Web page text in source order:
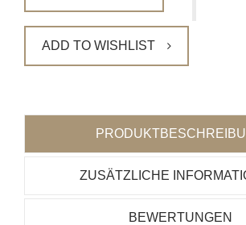
ADD TO WISHLIST
ZUSÄTZLICHE
BEWERTUNGEN